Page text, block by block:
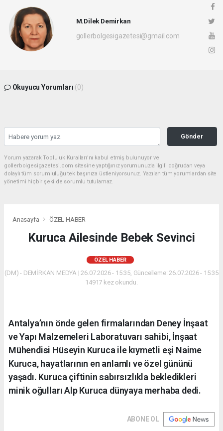
M.Dilek Demirkan
gollerbolgesigazetesi@gmail.com
Okuyucu Yorumları (0)
Gönder
Yorum yazarak Topluluk Kuralları’nı kabul etmiş bulunuyor ve
gollerbolgesigazetesi.com sitesine yaptığınız yorumunuzla ilgili doğrudan veya
dolaylı tüm sorumluluğu tek başınıza üstleniyorsunuz. Yazılan tüm yorumlardan site
yönetimi hiçbir şekilde sorumlu tutulamaz.
Anasayfa ÖZEL HABER
Kuruca Ailesinde Bebek Sevinci
ÖZEL HABER
(DM) - DEMİRKAN MEDYA | 26.07.2026 - 15:35, Güncelleme: 26.07.2026 - 15:35
14917 kez okundu.
Antalya’nın önde gelen firmalarından Deney İnşaat
ve Yapı Malzemeleri Laboratuvarı sahibi, İnşaat
Mühendisi Hüseyin Kuruca ile kıymetli eşi Naime
Kuruca, hayatlarının en anlamlı ve özel gününü
yaşadı. Kuruca çiftinin sabırsızlıkla bekledikleri
minik oğulları Alp Kuruca dünyaya merhaba dedi.
ABONE OL